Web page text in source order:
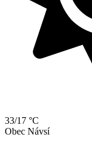
33/17 °C
Obec Návsí